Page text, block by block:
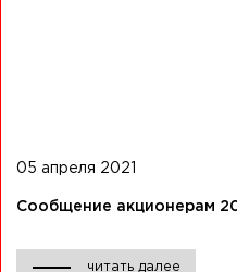
05 апреля 2021
Сообщение акционерам
читать далее